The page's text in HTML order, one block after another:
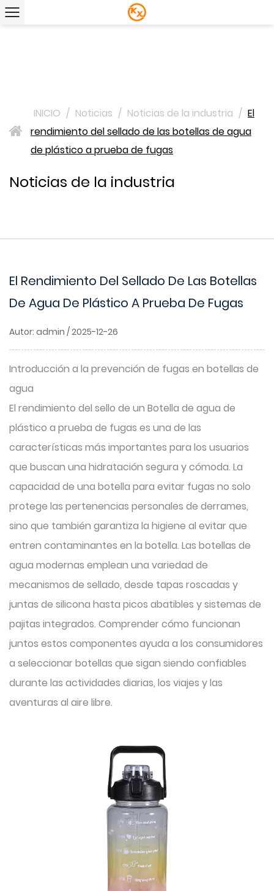
>
INICIO / Noticias / Noticias de la industria / El
rendimiento del sellado de las botellas de agua
de plástico a prueba de fugas
Noticias de la industria
El Rendimiento Del Sellado De Las Botellas
De Agua De Plástico A Prueba De Fugas
Autor: admin / 2025-12-26
Introducción a la prevención de fugas en botellas de
agua
El rendimiento del sello de un Botella de agua de
plástico a prueba de fugas es una de las
características más importantes para los usuarios
que buscan una hidratación segura y cómoda. La
capacidad de una botella para evitar fugas no solo
protege las pertenencias personales de derrames,
sino que también garantiza la higiene al evitar que
entren contaminantes en la botella. Las botellas de
agua modernas emplean una variedad de
mecanismos de sellado, desde tapas roscadas y
juntas de silicona hasta picos abatibles y sistemas de
pajitas integrados. Comprender cómo funcionan
juntos estos componentes ayuda a los consumidores
a seleccionar botellas que sigan siendo confiables
durante las actividades diarias, los viajes y las
aventuras al aire libre.